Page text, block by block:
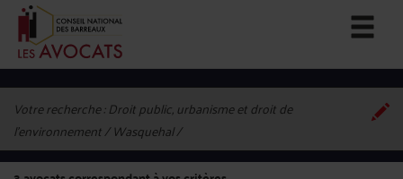
Votre recherche :Droit public, urbanisme et droit de
l'environnement / Wasquehal